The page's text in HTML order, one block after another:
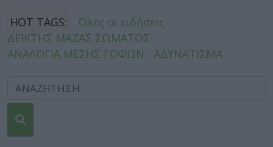
HOT TAGS:
Όλες οι ειδήσεις
ΔΕΙΚΤΗΣ ΜΑΖΑΣ ΣΩΜΑΤΟΣ
ΑΝΑΛΟΓΙΑ ΜΕΣΗΣ ΓΟΦΩΝ
ΑΔΥΝΑΤΙΣΜΑ